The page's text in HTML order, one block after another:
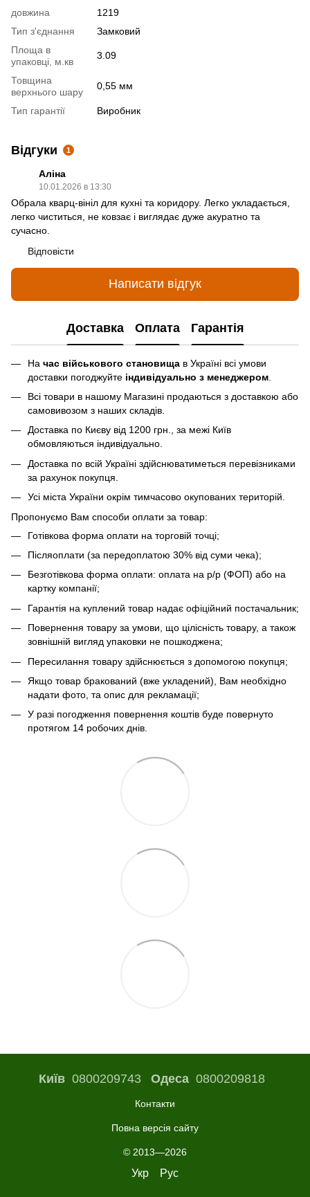
довжина
1219
Тип з'єднання
Замковий
Площа в
упаковці, м.кв
3.09
Товщина
верхнього шару
0,55 мм
Тип гарантії Виробник
Відгуки 1
Аліна
10.01.2026 в 13:30
Обрала кварц-вініл для кухні та коридору. Легко укладається,
легко чиститься, не ковзає і виглядає дуже акуратно та
сучасно.
Відповісти
Написати відгук
Доставка Оплата Гарантія
На час військового становища в Україні всі умови
доставки погоджуйте індивідуально з менеджером
Всі товари в нашому Магазині продаються з доставкою або
самовивозом з наших складів.
Доставка по Києву від 1200 грн., за межі Київ
обмовляються індивідуально.
Доставка по всій Україні здійснюватиметься перевізниками
за рахунок покупця.
Усі міста України окрім тимчасово окупованих територій.
Пропонуємо Вам способи оплати за товар:
Готівкова форма оплати на торговій точці;
Післяоплати (за передоплатою 30% від суми чека);
Безготівкова форма оплати: оплата на р/р (ФОП) або на
картку компанії;
Гарантія на куплений товар надає офіційний постачальник;
Повернення товару за умови, що цілісність товару, а також
зовнішній вигляд упаковки не пошкоджена;
Пересилання товару здійснюється з допомогою покупця;
Якщо товар бракований (вже укладений), Вам необхідно
надати фото, та опис для рекламації;
У разі погодження повернення коштів буде повернуто
протягом 14 робочих днів.
Київ0800209743 Одеса0800209818
Контакти
Повна версія сайту
© 2013—2026
Укр Рус